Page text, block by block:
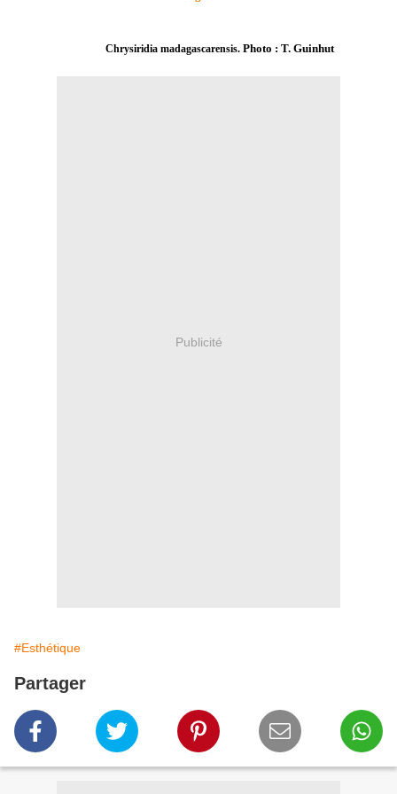
Chrysiridia madagascarensis. Photo : T. Guinhut
Publicité
#Esthétique
Partager